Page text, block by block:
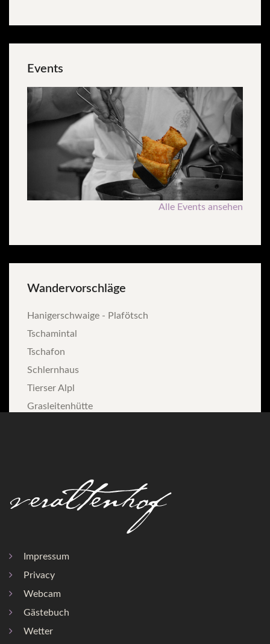
Events
Alle Events ansehen
Wandervorschläge
Hanigerschwaige - Plafötsch
Tschamintal
Tschafon
Schlernhaus
Tierser Alpl
Grasleitenhütte
In unserer Nähe
Loipe 12 km
Rodelbahn 10 km
Badesee 12 km
Haltestelle 0,5 km
Impressum
Privacy
Webcam
Gästebuch
Wetter